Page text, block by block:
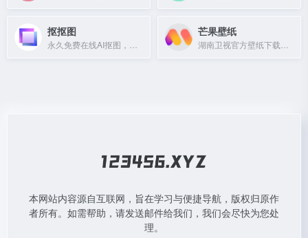
抠抠图 芒果壁纸
本网站内容源自互联网，旨在学习与便捷导航，版权归原作
者所有。如需帮助，请发送邮件给我们，我们会尽快为您处
理。